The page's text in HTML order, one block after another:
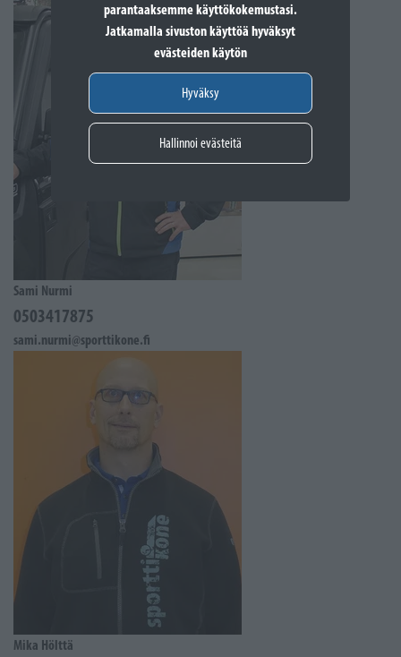
parantaaksemme käyttökokemustasi.
Jatkamalla sivuston käyttöä hyväksyt
evästeiden käytön
Hyväksy
Hallinnoi evästeitä
Sami Nurmi
0503417875
sami.nurmi@sporttikone.fi
Mika Hölttä